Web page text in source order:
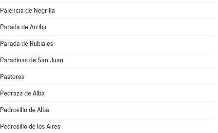
Palencia de Negrilla
Parada de Arriba
Parada de Rubiales
Paradinas de San Juan
Pastores
Pedraza de Alba
Pedrosillo de Alba
Pedrosillo de los Aires